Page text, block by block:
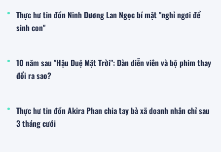
Thực hư tin đồn Ninh Dương Lan Ngọc bí mật "nghỉ ngơi để
sinh con"
10 năm sau "Hậu Duệ Mặt Trời": Dàn diễn viên và bộ phim thay
đổi ra sao?
Thực hư tin đồn Akira Phan chia tay bà xã doanh nhân chỉ sau
3 tháng cưới